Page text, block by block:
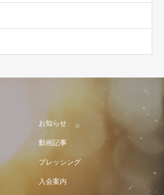
お知らせ
動画記事
ブレッシング
入会案内